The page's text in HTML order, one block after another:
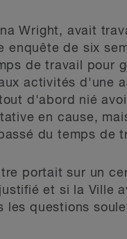
Wright, avait
enquête de six
de travail pour
activités d'une
d'abord nié
en cause,
du temps de
portait sur un
et si la Ville
les questions